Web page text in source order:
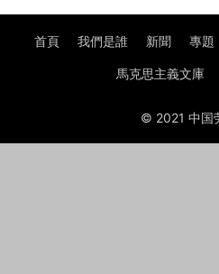
首頁 我們是誰 新聞 專題
馬克思主義文庫
© 2021 中国